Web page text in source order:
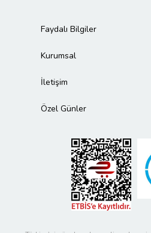
Faydalı Bilgiler
Kurumsal
İletişim
Özel Günler